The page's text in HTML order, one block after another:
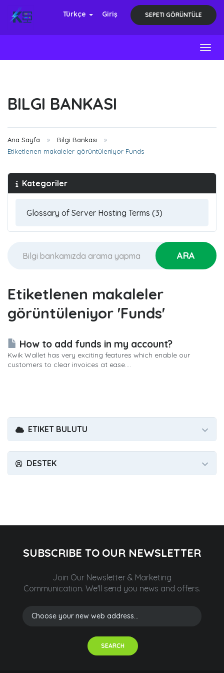
Türkçe Giriş SEPETI GÖRÜNTÜLE
BILGI BANKASI
Ana Sayfa
Bilgi Bankası
Etiketlenen makaleler görüntüleniyor Funds
Kategoriler
Etiketlenen makaleler
görüntüleniyor 'Funds'
How to add funds in my account?
Kwik Wallet has very exciting features which enable our
customers to clear invoices at ease....
ETIKET BULUTU
DESTEK
SUBSCRIBE TO OUR NEWSLETTER
Join Our Newsletter & Marketing
Communication. We'll send you news and offers.
SEARCH